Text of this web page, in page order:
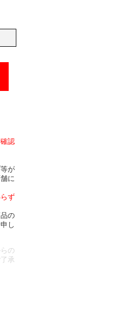
認
が
に
ず
の
し
の
承